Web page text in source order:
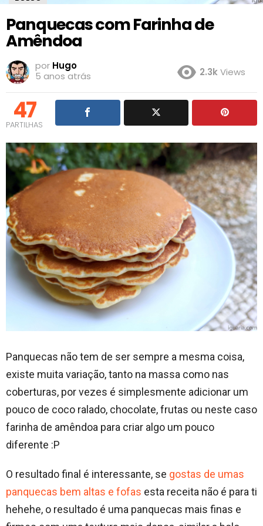
Panquecas com Farinha de
Amêndoa
por Hugo
5 anos atrás
2.3kViews
47
PARTILHAS
Panquecas não tem de ser sempre a mesma coisa,
existe muita variação, tanto na massa como nas
coberturas, por vezes é simplesmente adicionar um
pouco de coco ralado, chocolate, frutas ou neste caso
farinha de amêndoa para criar algo um pouco
diferente :P
O resultado final é interessante, se gostas de umas
panquecas bem altas e fofas esta receita não é para ti
hehehe, o resultado é uma panquecas mais finas e